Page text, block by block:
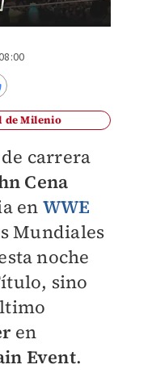
de Milenio
de carrera
Cena
enWWE
Mundiales
noche
sino
en
Event.